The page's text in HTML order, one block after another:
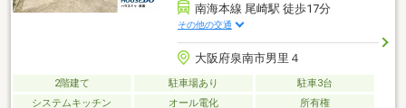
南海本線 尾崎駅 徒歩17分
その他の交通
大阪府泉南市男里４
2階建て 駐車場あり
駐車3台
システムキッチン
オール電化 所有権